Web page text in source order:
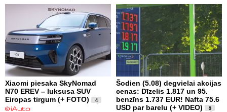
Xiaomi piesaka SkyNomad
N70 EREV – luksusa SUV
Eiropas tirgum (+ FOTO)
4
Šodien (5.08) degvielai akcijas
cenas: Dīzelis 1.817 un 95.
benzīns 1.737 EUR! Nafta 75.6
USD par barelu (+ VIDEO)
9